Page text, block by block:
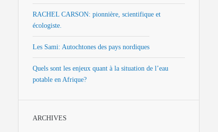
RACHEL CARSON: pionnière, scientifique et
écologiste.
Les Sami: Autochtones des pays nordiques
Quels sont les enjeux quant à la situation de l’eau
potable en Afrique?
ARCHIVES